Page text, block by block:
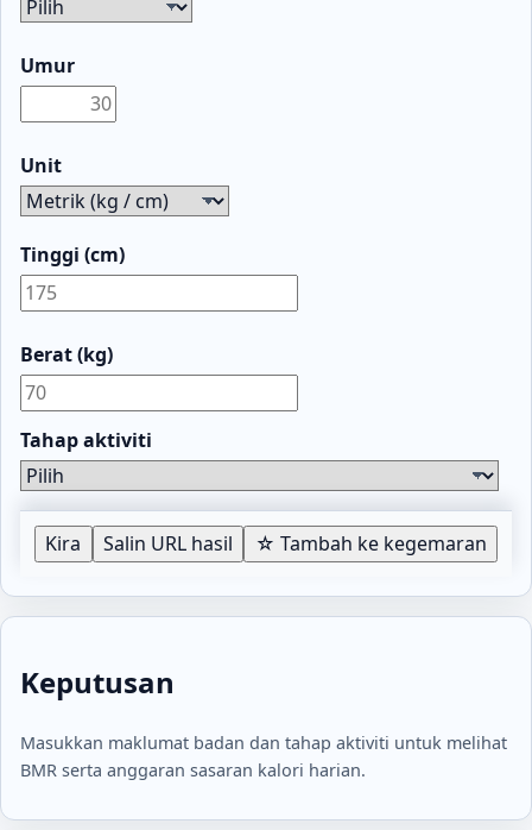
Umur
Unit
Tinggi (cm)
Berat (kg)
Tahap aktiviti
Kira Salin URL hasil ☆ Tambah ke kegemaran
Keputusan
Masukkan maklumat badan dan tahap aktiviti untuk melihat
BMR serta anggaran sasaran kalori harian.